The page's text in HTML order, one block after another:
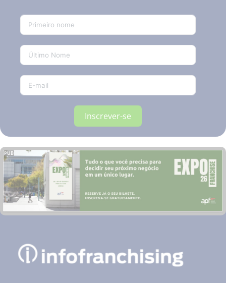
Inscrever-se
PUB